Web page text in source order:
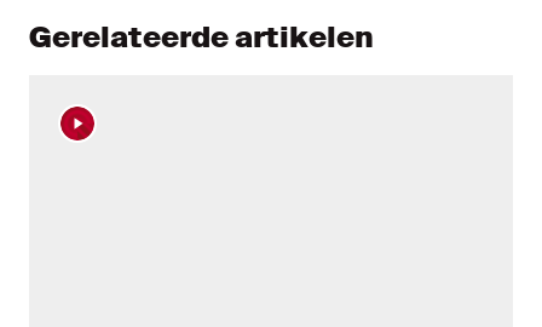
Gerelateerde artikelen